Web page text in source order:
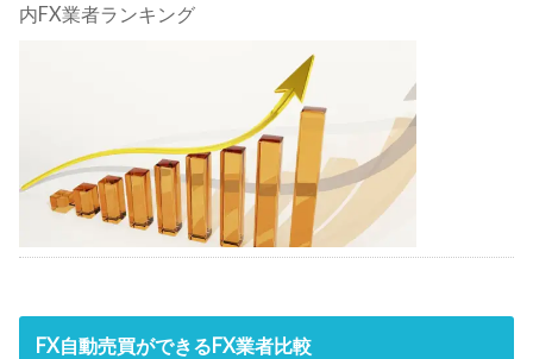
内FX業者ランキング
FX自動売買ができるFX業者比較